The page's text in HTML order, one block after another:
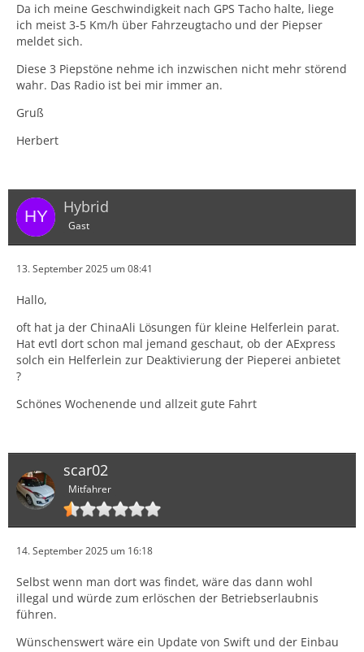
Da ich meine Geschwindigkeit nach GPS Tacho halte, liege
ich meist 3-5 Km/h über Fahrzeugtacho und der Piepser
meldet sich.
Diese 3 Piepstöne nehme ich inzwischen nicht mehr störend
wahr. Das Radio ist bei mir immer an.
Gruß
Herbert
Hybrid
Gast
13. September 2025 um 08:41
Hallo,
oft hat ja der ChinaAli Lösungen für kleine Helferlein parat.
Hat evtl dort schon mal jemand geschaut, ob der AExpress
solch ein Helferlein zur Deaktivierung der Pieperei anbietet
?
Schönes Wochenende und allzeit gute Fahrt
scar02
Mitfahrer
14. September 2025 um 16:18
Selbst wenn man dort was findet, wäre das dann wohl
illegal und würde zum erlöschen der Betriebserlaubnis
führen.
Wünschenswert wäre ein Update von Swift und der Einbau